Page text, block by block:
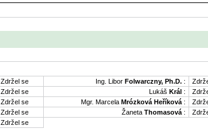
Zdržel se Ing. Libor Folwarczny, Ph.D. :
Zdržel se Lukáš Král :
Zdržel se Mgr. Marcela Mrózková Heříková :
Zdržel se Žaneta Thomasová :
Zdržel se